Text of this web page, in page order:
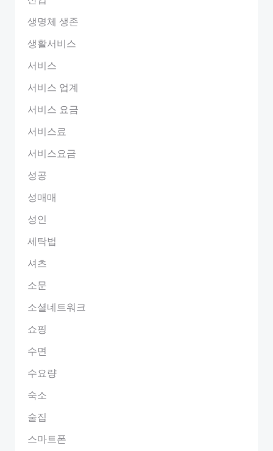
생명체 생존
생활서비스
서비스
서비스 업계
서비스 요금
서비스료
서비스요금
성공
성매매
성인
세탁법
셔츠
소문
소셜네트워크
쇼핑
수면
수요량
숙소
술집
스마트폰